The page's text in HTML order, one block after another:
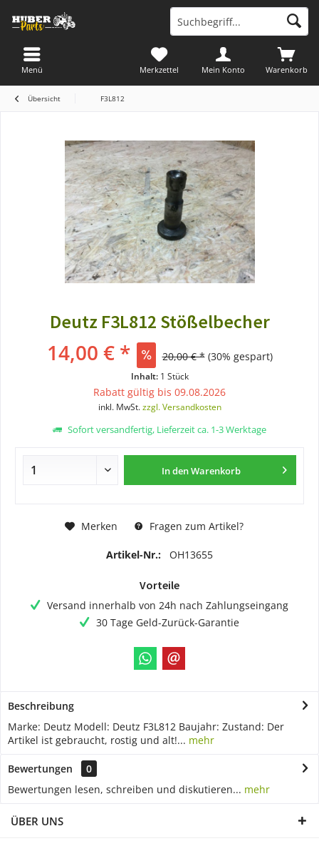
Warenkorb
Merkzettel Mein Konto
Menü
Übersicht F3L812
Deutz F3L812 Stößelbecher
14,00 € * 20,00 € * (30% gespart)
Inhalt: 1 Stück
Rabatt gültig bis 09.08.2026
inkl. MwSt.zzgl. Versandkosten
Sofort versandfertig, Lieferzeit ca. 1-3 Werktage
In denWarenkorb
Merken Fragen zum Artikel?
Artikel-Nr.: OH13655
Vorteile
Versand innerhalb von 24h nach Zahlungseingang
30 Tage Geld-Zurück-Garantie
Beschreibung
Marke: Deutz Modell: Deutz F3L812 Baujahr: Zustand: Der
Artikel ist gebraucht, rostig und alt!... mehr
Bewertungen
0
Bewertungen lesen, schreiben und diskutieren... mehr
ÜBER UNS